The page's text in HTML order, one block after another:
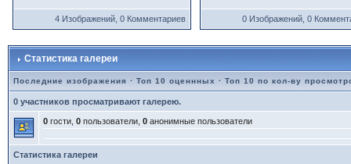
4 Изображений, 0 Комментариев 0 Изображений, 0
Статистика галереи
Последние изображения · Топ 10 оценнных · Топ 10 по кол-ву
0 участников просматривают галерею.
0гости, 0пользователи, 0анонимные пользователи
Статистика галереи